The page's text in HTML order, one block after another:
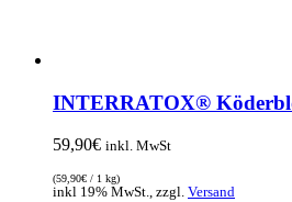
INTERRATOX®
59,90€ inkl. MwSt
(59,90€ / 1 kg)
inkl 19% MwSt., zzgl. Versand